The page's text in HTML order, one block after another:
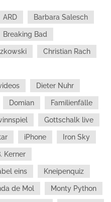
ARD Barbara Salesch
Breaking Bad
Christian Rach
Dieter Nuhr
Domian Familienfälle
Gottschalk live
iPhone Iron Sky
Kerner
eins Kneipenquiz
de Mol Monty Python